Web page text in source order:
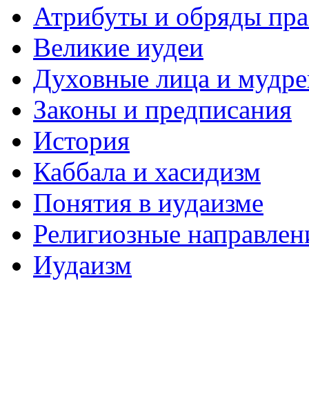
Атрибуты и обряды
Великие иудеи
Духовные лица и
Законы и предписания
История
Каббала и хасидизм
Понятия в иудаизме
Религиозные
Иудаизм